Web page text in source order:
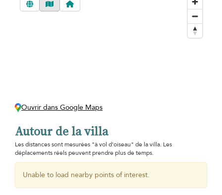
Ouvrir dans Google Maps
Autour de la villa
Les distances sont mesurées "à vol d'oiseau" de la villa. Les
déplacements réels peuvent prendre plus de temps.
Unable to load nearby points of interest.